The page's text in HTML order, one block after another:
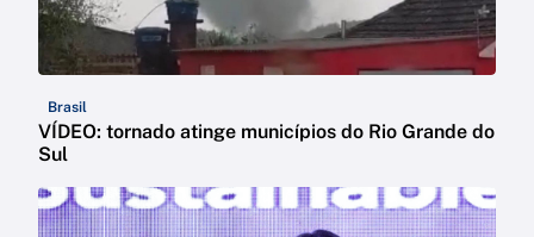
Brasil
VÍDEO: tornado atinge municípios do Rio Grande do
Sul